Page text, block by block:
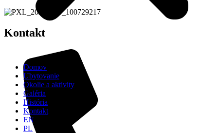
Domov
Ubytovanie
Okolie a aktivity
Galéria
História
Kontakt
EN
PL
Kontakt